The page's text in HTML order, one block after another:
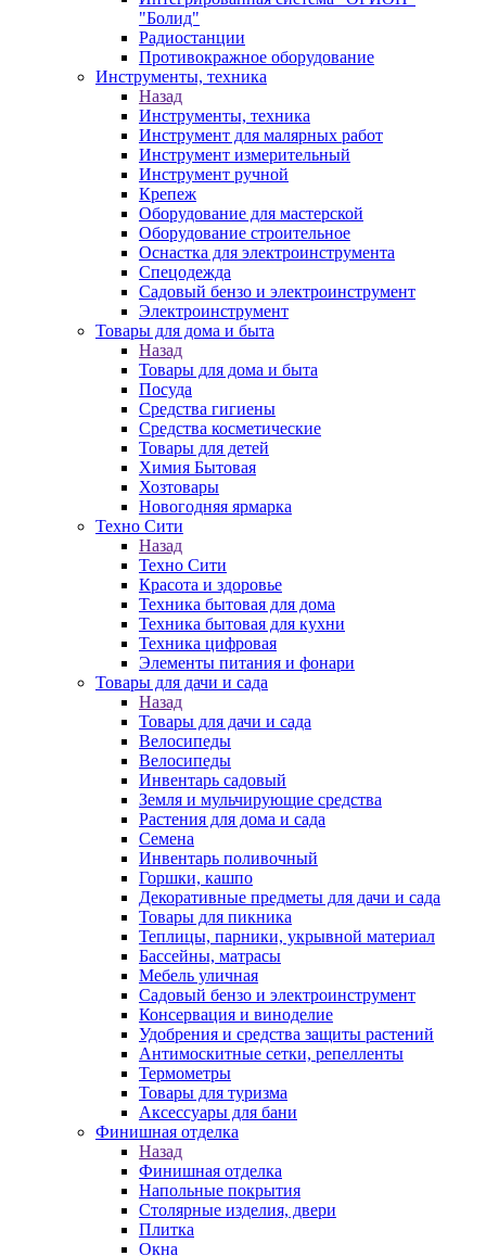
"Болид"
Радиостанции
Противокражное оборудование
Инструменты, техника
Назад
Инструменты, техника
Инструмент для малярных работ
Инструмент измерительный
Инструмент ручной
Крепеж
Оборудование для мастерской
Оборудование строительное
Оснастка для электроинструмента
Спецодежда
Садовый бензо и электроинструмент
Электроинструмент
Товары для дома и быта
Назад
Товары для дома и быта
Посуда
Средства гигиены
Средства косметические
Товары для детей
Химия Бытовая
Хозтовары
Новогодняя ярмарка
Техно Сити
Назад
Техно Сити
Красота и здоровье
Техника бытовая для дома
Техника бытовая для кухни
Техника цифровая
Элементы питания и фонари
Товары для дачи и сада
Назад
Товары для дачи и сада
Велосипеды
Велосипеды
Инвентарь садовый
Земля и мульчирующие средства
Растения для дома и сада
Семена
Инвентарь поливочный
Горшки, кашпо
Декоративные предметы для дачи и сада
Товары для пикника
Теплицы, парники, укрывной материал
Бассейны, матрасы
Мебель уличная
Садовый бензо и электроинструмент
Консервация и виноделие
Удобрения и средства защиты растений
Антимоскитные сетки, репелленты
Термометры
Товары для туризма
Аксессуары для бани
Финишная отделка
Назад
Финишная отделка
Напольные покрытия
Столярные изделия, двери
Плитка
Окна